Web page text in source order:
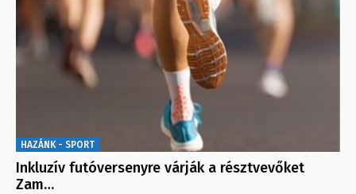
HAZÁNK - SPORT
Inkluzív futóversenyre várják a résztvevőket
Zam…